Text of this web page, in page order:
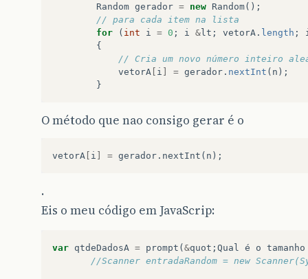
Random gerador = new Random();
// para cada item na lista
for
( int i = 0 ; i & lt ; vetorA . length ;
{
// Cria um novo número inteiro
vetorA i = gerador . nextInt ( n );
}
O método que nao consigo gerar é o
vetorA i = gerador . nextInt ( n );
.
Eis o meu código em JavaScrip:
var qtdeDadosA = prompt ( &quot ; Qual é o tamanho
//Scanner entradaRandom = new